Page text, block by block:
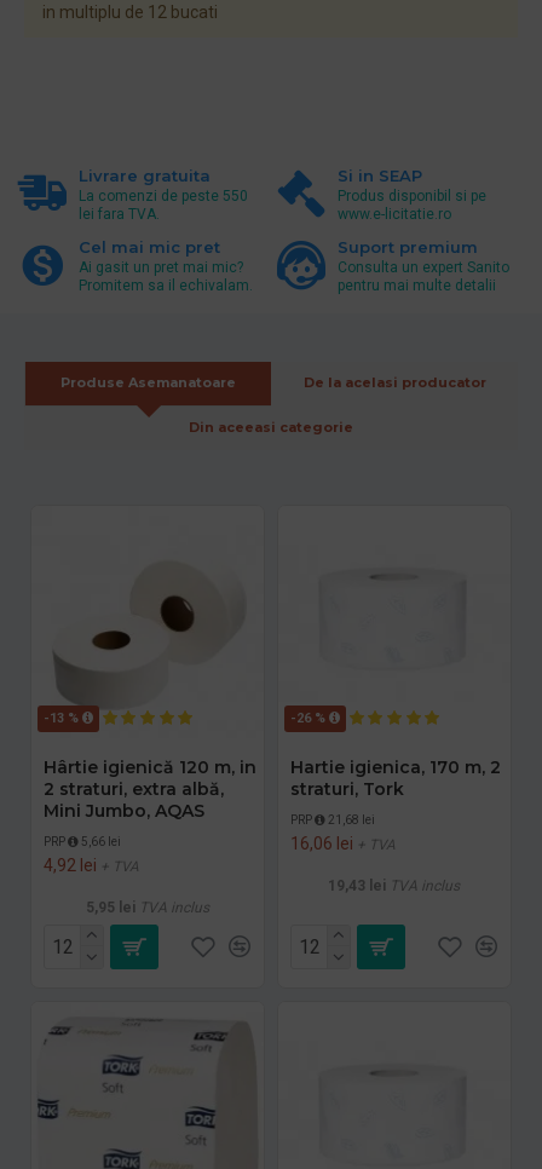
in multiplu de 12 bucati
Livrare gratuita
La comenzi de peste 550
lei fara TVA.
Si in SEAP
Produs disponibil si pe
www.e-licitatie.ro
Cel mai mic pret
Ai gasit un pret mai mic?
Promitem sa il echivalam.
Suport premium
Consulta un expert Sanito
pentru mai multe detalii
Produse Asemanatoare De la acelasi producator
Din aceeasi categorie
-13 %
Hârtie igienică 120 m, in
2 straturi, extra albă,
Mini Jumbo, AQAS
PRP 5,66 lei
4,92 lei + TVA
5,95 lei TVA inclus
-26 %
Hartie igienica, 170 m, 2
straturi, Tork
PRP 21,68 lei
16,06 lei + TVA
19,43 lei TVA inclus